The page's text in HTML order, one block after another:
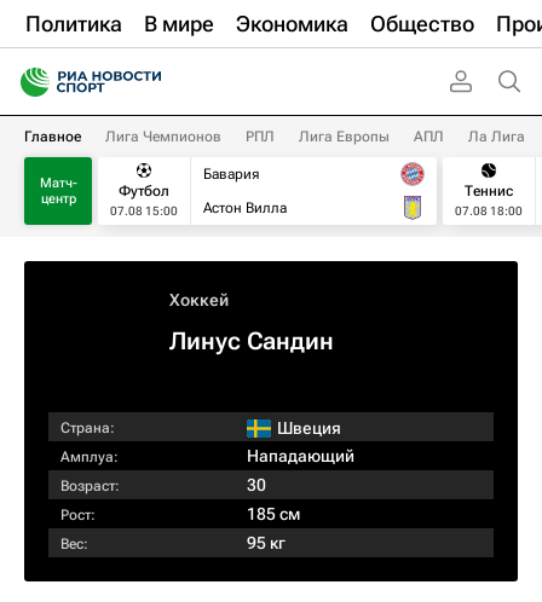
Политика В мире Экономика Общество
Главное Лига Чемпионов РПЛ Лига Европы АПЛ Ла Лига
Матч-
центр
Футбол
07.08 15:00
Бавария
Астон Вилла
Теннис
07.08 18:00
Хоккей
Линус Сандин
Страна: Швеция
Амплуа: Нападающий
Возраст: 30
Рост: 185 см
Вес: 95 кг